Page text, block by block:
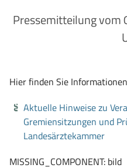
Pressemitteilung vom
Hier finden Sie
Aktuelle Hinweise zu
Gremiensitzungen und
Landesärztekammer
MISSING_COMPONENT: bild